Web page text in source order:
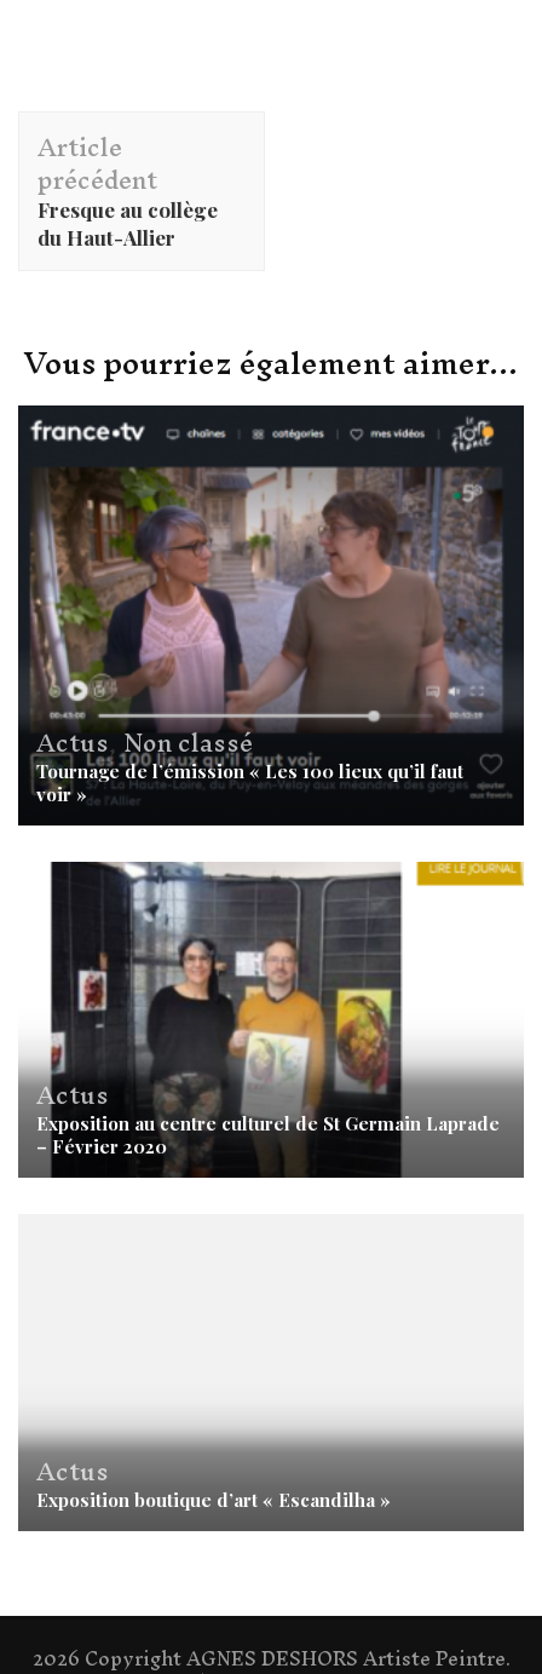
Navigation
d'article
Article
précédent
Fresque au collège
du Haut-Allier
Vous pourriez également aimer...
Actus,Non classé
Tournage de l’émission « Les 100 lieux qu’il faut
voir »
Actus
Exposition au centre culturel de St Germain Laprade
– Février 2020
Actus
Exposition boutique d’art « Escandilha »
2026 CopyrightAGNES DESHORS Artiste Peintre.